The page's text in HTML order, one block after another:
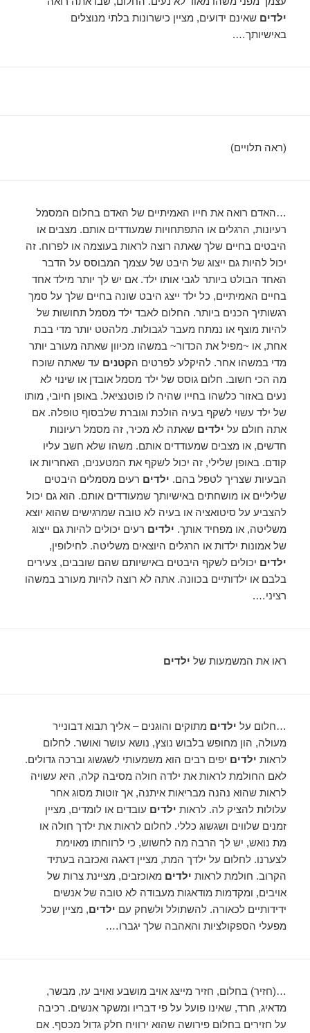
ילדים שאינם ידועים, מציין כישרונות בלתי מנוצלים
באישיותך….
(ראה תלויים)
…האדם רואה את חייו האמיתיים של האדם בחלום המסמל
רעיונות, הרגלים או התפתחויות שמעודדים אותם. מצבים או
היבטים בחיים שלך שאתה רוצה לראות בעוצמה או לפרוח. זה
יכול להיות גם ייצוג של היבט של עצמך המבוסס על הדבר
האחד הבולט ביותר לגבי אותו ילד. אם יש לך יותר מילד אחד
בחיים האמיתיים, כל ילד ייצג היבט שונה בחיים שלך על סמך
רגשותיך הכנים ביותר. החלום לאבד ילד מסמל תחושות של
להיות מוצף או נמתח מעבר לגבולות. מלהטט יותר מדי בבת
אחת, או ~מפיל את הכדור~ במשהו מכיוון שאתה מעורב יותר
מדי במשהו אחר. להיקלע לפרטים הקטנים עד שאתה שוכח
מה הכי חשוב. חלום גוסס של ילד מסמל אובדן או שינוי לא
נעים באזור כלשהו בחייו שהיה לו פוטנציאל. באופן חיובי, מותו
של ילד עשוי לשקף בעיה הולכת וגוברת שלבסוף טופלה. אם
אתה חולם על ילדים שאתה לא מכיר, זה מסמל רעיונות
חדשים, או מצבים שמעודדים אותם. משהו שלא חשב עליו
קודם. באופן שלילי, זה יכול לשקף את המטענים, האחריות או
הבעיות שצריך לטפל בהם. ילדים רעים מסמלים היבטים
שליליים או מושחתים באישיותך שמעודדים אותם. הוא גם יכול
להצביע על סיטואציה או בעיה לא טובה שמרגישים שהוא יוצא
משליטה, או מפחיד אותך. ילדים רעים יכולים להיות גם ייצוג
של אמונות ילדות או הרגלים היוצאים משליטה. לחילופין,
ילדים יכולים לשקף היבטים באישיותם שהם שובבים, צעירים
בלבם או ילדותיים בכוונה. אתה לא רוצה להיות מעורב במשהו
רציני….
ראו את המשמעות של ילדים
…חלום על ילדים מתוקים והוגנים – אליך תבוא דבונייר
מעולה, הון מחופש בלבוש נוצץ, נושא עושר ואושר. לחלום
לראות ילדים יפים רבים הוא משמעותי לשגשוג וברכה גדולים.
לאם החולמת לראות את ילדה חולה מסיבה קלה, היא עשויה
לראות שהוא נהנה מבריאות איתנה, אך זוטות מסוג אחר
עלולות להציק לה. לראות ילדים עובדים או לומדים, מציין
זמנים שלווים ושגשוג כללי. לחלום לראות את ילדך חולה או
מת נואש, יש לך הרבה מה לחשוש, כי לרווחתו מאוימת
לצערנו. לחלום על ילדך המת, מציין דאגה ואכזבה בעתיד
הקרוב. חולמת לראות ילדים מאוכזבים, מציינת צרות של
אויבים, ומקדמות מודאגות מעבודה לא טובה של אנשים
ידידותיים לכאורה. להשתולל ולשחק עם ילדים, מציין שכל
מפעלי הספקולציות והאהבה שלך יגברו….
…(חזיר) בחלום, חזיר מייצג אויב מושבע ואויב עז, מבשר,
מדאיג, חרד, שאינו פועל על פי דבריו ומשקר אנשים. רכיבה
על חזירים בחלום פירושה שהוא ירוויח חלק גדול מכסף. אם